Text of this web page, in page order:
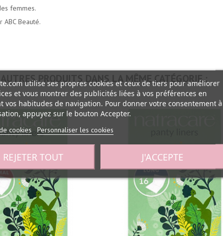
femmes.
Beauté.
AUTRES PRODUITS DANS LA MÊME CATÉGORIE :
utilise ses propres cookies et ceux de tiers pour améliorer
et vous montrer des publicités liées à vos préférences en
vos habitudes de navigation. Pour donner votre consentement à
appuyez sur le bouton Accepter.
cookies Personnaliser les cookies
REJETER TOUT J'ACCEPTE